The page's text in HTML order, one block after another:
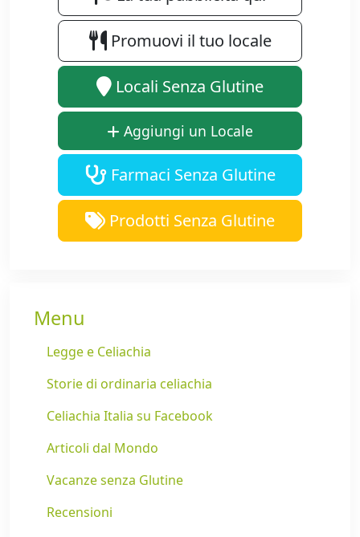
Promuovi il tuo locale
Locali Senza Glutine
Aggiungi un Locale
Farmaci Senza Glutine
Prodotti Senza Glutine
Menu
Legge e Celiachia
Storie di ordinaria celiachia
Celiachia Italia su Facebook
Articoli dal Mondo
Vacanze senza Glutine
Recensioni